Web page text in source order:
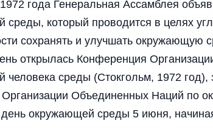
года Генеральная Ассамблея
среды, который проводится в целях
сохранять и улучшать окружающую
открылась Конференция
человека среды (Стокгольм, 1972 год),
Объединенных Наций по
окружающей среды 5 июня,